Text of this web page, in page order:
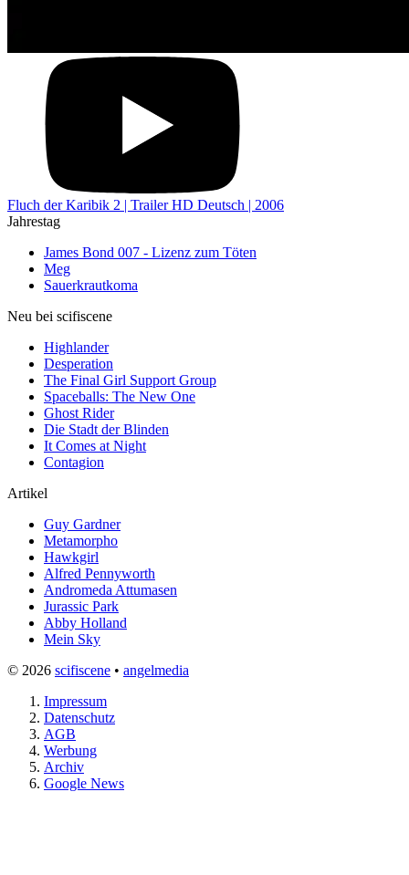
Fluch der Karibik 2 | Trailer HD Deutsch | 2006
Jahrestag
James Bond 007 - Lizenz zum Töten
Meg
Sauerkrautkoma
Neu bei scifiscene
Highlander
Desperation
The Final Girl Support Group
Spaceballs: The New One
Ghost Rider
Die Stadt der Blinden
It Comes at Night
Contagion
Artikel
Guy Gardner
Metamorpho
Hawkgirl
Alfred Pennyworth
Andromeda Attumasen
Jurassic Park
Abby Holland
Mein Sky
© 2026 scifiscene • angelmedia
Impressum
Datenschutz
AGB
Werbung
Archiv
Google News